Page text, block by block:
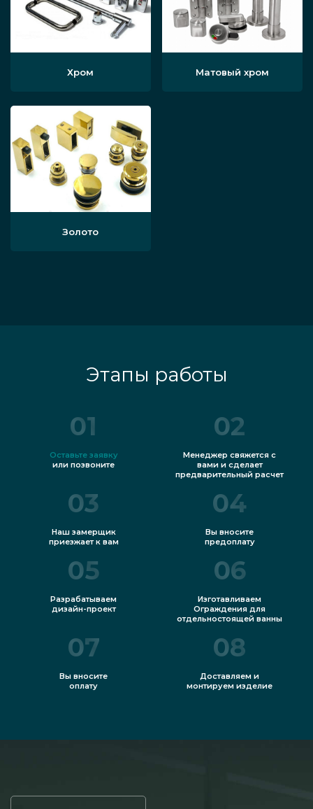
Хром Матовый хром
Золото
Этапы работы
01
Оставьте заявку
или позвоните
02
Менеджер свяжется с
вами и сделает
предварительный расчет
03
Наш замерщик
приезжает к вам
04
Вы вносите
предоплату
05
Разрабатываем
дизайн-проект
06
Изготавливаем
Ограждения для
отдельностоящей ванны
07
Вы вносите
оплату
08
Доставляем и
монтируем изделие